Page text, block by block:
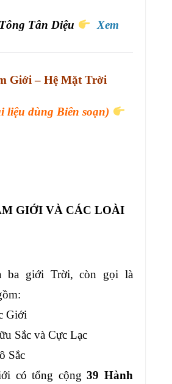
Tân Diệu
Xem
Giới – Hệ Mặt Trời
liệu dùng Biên soạn)
GIỚI VÀ CÁC LOÀI
ba giới Trời, còn gọi là
Giới
Sắc và Cực Lạc
Sắc
có tổng cộng39 Hành